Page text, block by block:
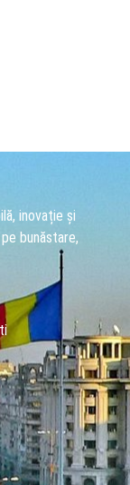
inovație și
bunăstare,